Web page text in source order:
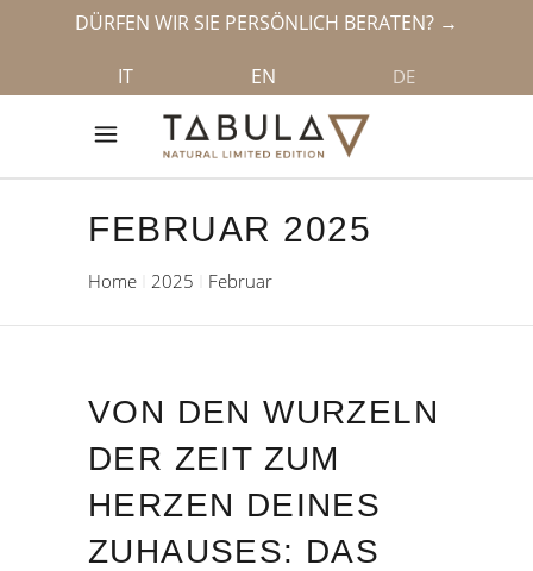
DÜRFEN WIR SIE PERSÖNLICH BERATEN? →
IT EN DE
FEBRUAR 2025
Home 2025 Februar
VON DEN WURZELN
DER ZEIT ZUM
HERZEN DEINES
ZUHAUSES: DAS